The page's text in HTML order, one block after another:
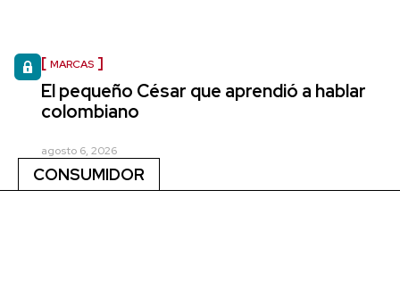
MARCAS
El pequeño César que aprendió a hablar
colombiano
agosto 6, 2026
CONSUMIDOR